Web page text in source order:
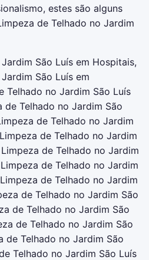
estes são alguns
de Telhado no Jardim
São Luís em Hospitais,
São Luís em
Telhado no Jardim São Luís
de Telhado no Jardim São
de Telhado no Jardim
de Telhado no Jardim
de Telhado no Jardim
de Telhado no Jardim
de Telhado no Jardim
de Telhado no Jardim São
de Telhado no Jardim São
de Telhado no Jardim São
de Telhado no Jardim São
Telhado no Jardim São Luís